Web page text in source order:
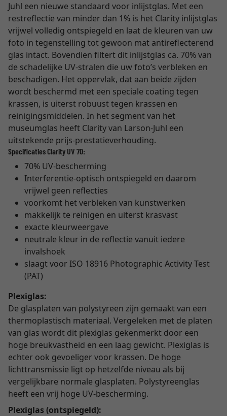
Juhl een nieuwe standaard voor inlijstglas. Met een
restreflectie van minder dan 1% is het Clarity inlijstglas
vrijwel volledig ontspiegeld en laat de kleuren van uw
foto in tegenstelling tot gewoon mat antireflecterend
glas intact. Bovendien filtert dit inlijstglas ca. 70% van
de schadelijke UV-stralen die uw foto’s verbleken en
beschadigen. Het oppervlak, dat aan beide zijden
wordt beschermd met een speciale coating tegen
krassen, is uiterst robuust tegen krassen en
reinigingsmiddelen. In het segment van het
museumglas heeft Clarity van Larson-Juhl een
uitstekende prijs-prestatieverhouding.
Specificaties Clarity UV 70:
70% UV-bescherming
Interferentie-optisch ontspiegeld en daarom
vrijwel geen reflecties
voorkomt het verbleken van kunstwerken
makkelijk te reinigen en uiterst krasvast
exacte kleurweergave
neutrale kleur in de reflectie vanuit iedere
invalshoek
slaagt voor ISO 18916 Photographic Activity Test
(PAT)
Plexiglas:
De glasplaten van polystyreen zijn gemaakt van een
thermoplastisch materiaal. Vergeleken met de platen
van glas wordt dit plexiglas gekenmerkt door een
hoge breukvastheid en een laag gewicht. Plexiglas is
echter ook gevoeliger voor krassen. De hoge
lichttransmissie ligt op hetzelfde niveau als bij
vergelijkbare normale glasplaten. Polystyreenglas
heeft een vrij hoge UV-bescherming.
Plexiglas (ontspiegeld):